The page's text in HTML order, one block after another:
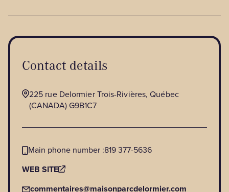
UNIT EQUIPMENT
Kitchen, Mini fridge, Private bathroom, Television
Contact details
225 rue Delormier Trois-Rivières, Québec
(CANADA) G9B1C7
Main phone number :819 377-5636
WEB SITE
commentaires@maisonparcdelormier.com